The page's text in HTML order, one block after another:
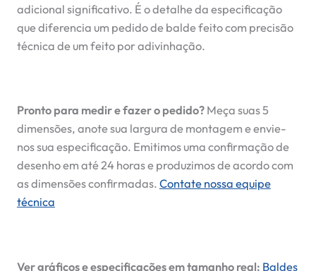
adicional significativo. É o detalhe da especificação
que diferencia um pedido de balde feito com precisão
técnica de um feito por adivinhação.
Pronto para medir e fazer o pedido? Meça suas 5
dimensões, anote sua largura de montagem e envie-
nos sua especificação. Emitimos uma confirmação de
desenho em até 24 horas e produzimos de acordo com
as dimensões confirmadas. Contate nossa equipe
técnica
Ver gráficos e especificações em tamanho real: Baldes